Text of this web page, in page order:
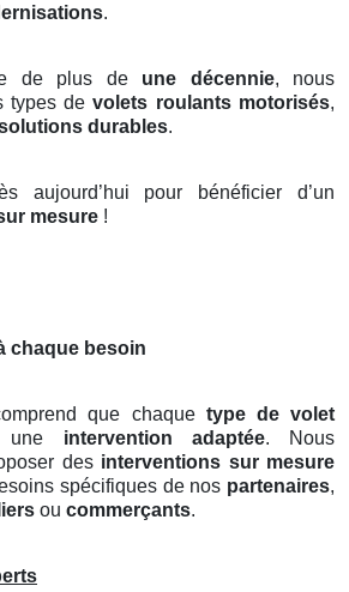
.
de plus de une décennie, nous
types devolets roulants motorisés,
durables.
aujourd’hui pour bénéficier d’un
mesure !
chaque besoin
que chaque type de volet
une intervention adaptée. Nous
des interventions sur mesure
spécifiques de nos partenaires,
ou commerçants.